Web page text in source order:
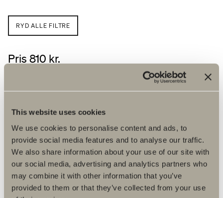
This website uses cookies
We use cookies to personalise content and ads, to
provide social media features and to analyse our traffic.
We also share information about your use of our site with
our social media, advertising and analytics partners who
may combine it with other information that you’ve
provided to them or that they’ve collected from your use
RYD ALLE FILTRE
Pris 810 kr.
Produktfakta
Produktbeskrivelse